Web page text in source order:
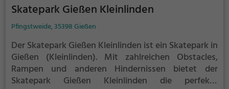
Skatepark Gießen Kleinlinden
Pfingstweide, 35398 Gießen
Der Skatepark Gießen Kleinlinden ist ein Skatepark in
Gießen (Kleinlinden). Mit zahlreichen Obstacles,
Rampen und anderen Hindernissen bietet der
Skatepark Gießen Kleinlinden die perfekte